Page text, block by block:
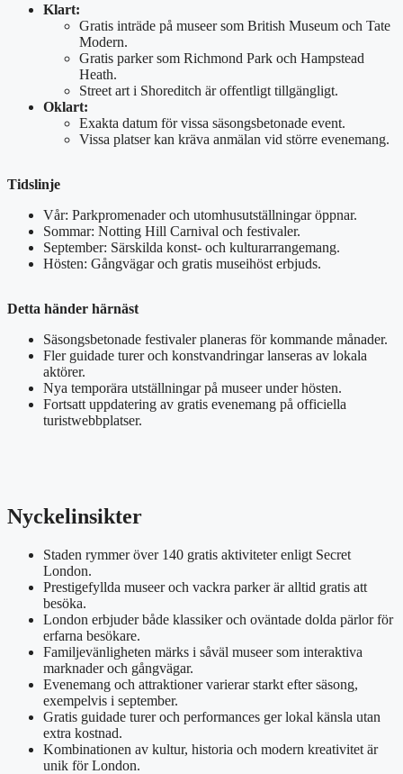
Klart:
Gratis inträde på museer som British Museum och Tate
Modern.
Gratis parker som Richmond Park och Hampstead
Heath.
Street art i Shoreditch är offentligt tillgängligt.
Oklart:
Exakta datum för vissa säsongsbetonade event.
Vissa platser kan kräva anmälan vid större evenemang.
Tidslinje
Vår: Parkpromenader och utomhusutställningar öppnar.
Sommar: Notting Hill Carnival och festivaler.
September: Särskilda konst- och kulturarrangemang.
Hösten: Gångvägar och gratis museihöst erbjuds.
Detta händer härnäst
Säsongsbetonade festivaler planeras för kommande månader.
Fler guidade turer och konstvandringar lanseras av lokala
aktörer.
Nya temporära utställningar på museer under hösten.
Fortsatt uppdatering av gratis evenemang på officiella
turistwebbplatser.
Nyckelinsikter
Staden rymmer över 140 gratis aktiviteter enligt Secret
London.
Prestigefyllda museer och vackra parker är alltid gratis att
besöka.
London erbjuder både klassiker och oväntade dolda pärlor för
erfarna besökare.
Familjevänligheten märks i såväl museer som interaktiva
marknader och gångvägar.
Evenemang och attraktioner varierar starkt efter säsong,
exempelvis i september.
Gratis guidade turer och performances ger lokal känsla utan
extra kostnad.
Kombinationen av kultur, historia och modern kreativitet är
unik för London.